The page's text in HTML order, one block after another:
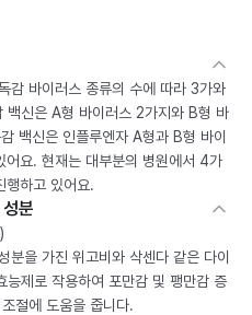
감 바이러스 종류의 수에 따라 3가와
신은 A형 바이러스 2가지와 B형 바
백신은 인플루엔자 A형과 B형 바이
어요. 현재는 대부분의 병원에서 4가
행하고 있어요.
분
분을 가진 위고비와 삭센다 같은 다이
제로 작용하여 포만감 및 팽만감 증
절에 도움을 줍니다.